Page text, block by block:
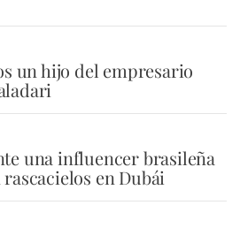
un hijo del empresario
una influencer brasileña
en Dubái